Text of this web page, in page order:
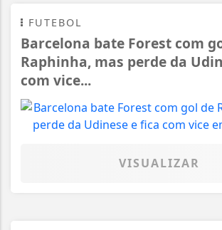
FUTEBOL
Barcelona bate Forest com
Raphinha, mas perde da
com vice...
VISUALIZAR